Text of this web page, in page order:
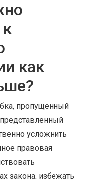
как
пропущенный
усложнить
правовая
закона, избежать